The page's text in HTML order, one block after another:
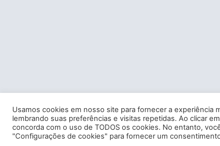
Usamos cookies em nosso site para fornecer a experiência
lembrando suas preferências e visitas repetidas. Ao clicar
concorda com o uso de TODOS os cookies. No entanto,
"Configurações de cookies" para fornecer um